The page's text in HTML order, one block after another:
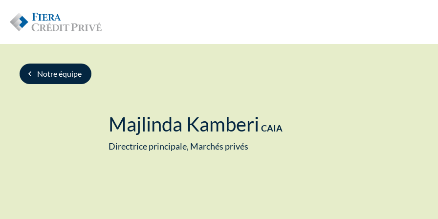
Notre équipe
Majlinda Kamberi CAIA
Directrice principale, Marchés privés